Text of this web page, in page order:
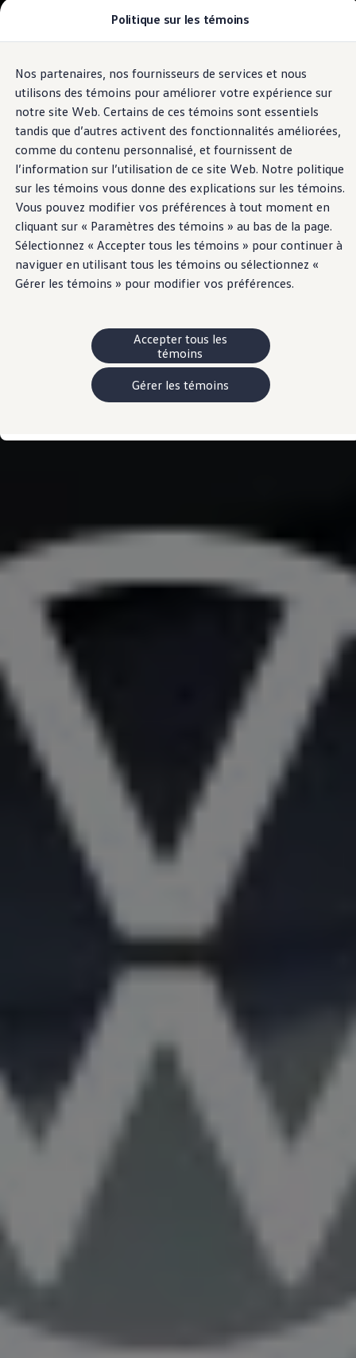
Politique sur les témoins
Nos partenaires, nos fournisseurs de services et nous
utilisons des témoins pour améliorer votre expérience sur
notre site Web. Certains de ces témoins sont essentiels
tandis que d’autres activent des fonctionnalités améliorées,
comme du contenu personnalisé, et fournissent de
l’information sur l’utilisation de ce site Web. Notre politique
sur les témoins vous donne des explications sur les témoins.
Vous pouvez modifier vos préférences à tout moment en
cliquant sur « Paramètres des témoins » au bas de la page.
Sélectionnez « Accepter tous les témoins » pour continuer à
naviguer en utilisant tous les témoins ou sélectionnez «
Gérer les témoins » pour modifier vos préférences.
Accepter tous les
témoins
Gérer les témoins
Passer
au
contenu
principal
Passer
au
pied
de
page
Modèles et offres
Comparez nos véhicules
Pourquoi un véhicule d’occasion certifié
Programmes d’entretien prépayé
Achetez des articles
Garanties et assistance routière
Pourquoi VW
Coût d'utilisation
Modèles et offres
Commandites et partenariats
À propos de Volkswagen
Services financiers
Étapes pour le financement d’une VW
Volkswagen Protection Plusᴹᴰ
Assurance VW
Fin de location
Mon compte
Propriétaires et conducteurs
Au sujet de mon véhicule
Manuel et documentation du propriétaire
Voyants et témoins lumineux
Mises à jour du logiciel du véhicule
Rappels